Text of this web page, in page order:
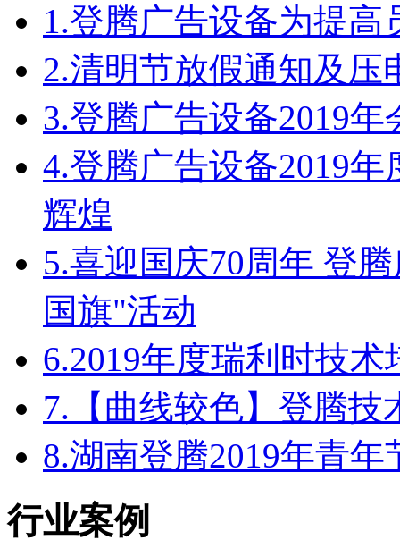
1.登腾广告设备为提高
2.清明节放假通知及压
3.登腾广告设备2019
4.登腾广告设备2019
辉煌
5.喜迎国庆70周年 登
国旗"活动
6.2019年度瑞利时技
7. 【曲线较色】登腾
8.湖南登腾2019年青
行业案例